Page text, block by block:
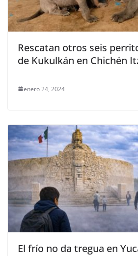
Rescatan otros seis
de Kukulkán en Chichén
enero 24, 2024
El frío no da tregua en